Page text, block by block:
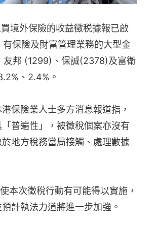
境外保險的收益徵税據報已啟
保險及財富管理業務的大型金
邦 (1299)、保誠(2378)及富衛
、2.4%。
保險業人士多方消息報道指，
普遍性」，被徵稅個案亦沒有
地方稅務當局接觸、處理數據
本次徵稅行動有可能得以實施，
計執法力道將進一步加強。